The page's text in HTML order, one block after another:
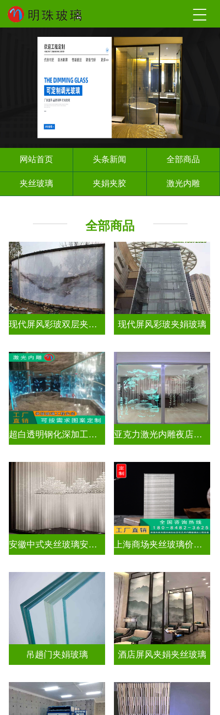
网站首页 头条新闻 全部商品
夹丝玻璃 夹娟夹胶 激光内雕
全部商品
现代屏风彩玻双层夹娟玻璃 现代屏风彩玻夹娟玻璃
超白透明钢化深加工激光内雕玻璃 亚克力激光内雕夜店餐厅装饰
安徽中式夹丝玻璃安装厂家 上海商场夹丝玻璃价钱多少
吊趟门夹娟玻璃 酒店屏风夹娟夹丝玻璃